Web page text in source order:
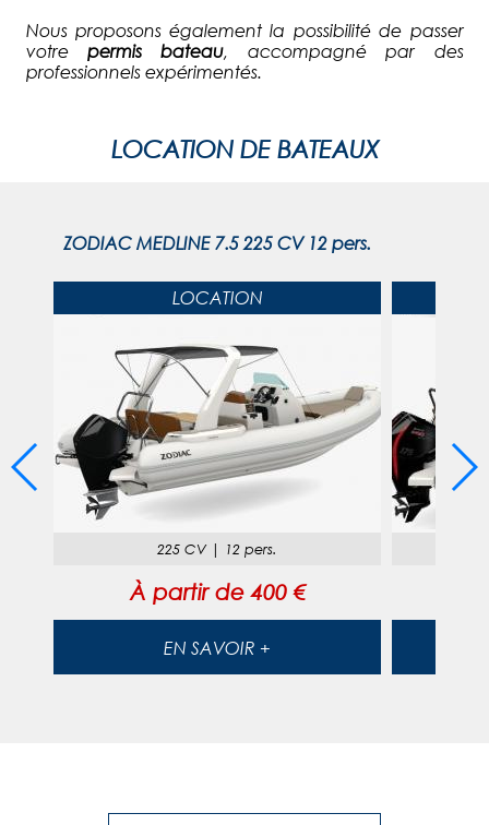
Nous proposons également la possibilité de passer
votre permis bateau , accompagné par des
professionnels expérimentés.
LOCATION DE BATEAUX
ZODIAC MEDLINE 7.5 225 CV 12 pers.
LOCATION
225 CV| 12 pers.
À partir de400 €
EN SAVOIR +